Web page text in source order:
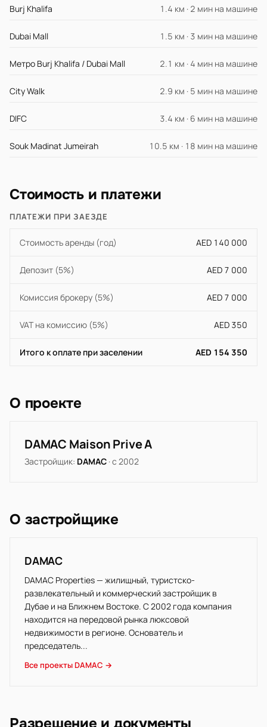
Burj Khalifa 1.4 км · 2 мин на машине
Dubai Mall 1.5 км · 3 мин на машине
Метро Burj Khalifa / Dubai Mall 2.1 км · 4 мин на машине
City Walk 2.9 км · 5 мин на машине
DIFC 3.4 км · 6 мин на машине
Souk Madinat Jumeirah 10.5 км · 18 мин на машине
Стоимость и платежи
ПЛАТЕЖИ ПРИ ЗАЕЗДЕ
Стоимость аренды (год) AED 140 000
Депозит (5%) AED 7 000
Комиссия брокеру (5%) AED 7 000
VAT на комиссию (5%) AED 350
Итого к оплате при заселении AED 154 350
О проекте
DAMAC Maison Prive A
Застройщик: DAMAC · с 2002
О застройщике
DAMAC
DAMAC Properties — жилищный, туристско-
развлекательный и коммерческий застройщик в
Дубае и на Ближнем Востоке. С 2002 года компания
находится на передовой рынка люксовой
недвижимости в регионе. Основатель и
председатель...
Все проекты DAMAC →
Разрешение и документы